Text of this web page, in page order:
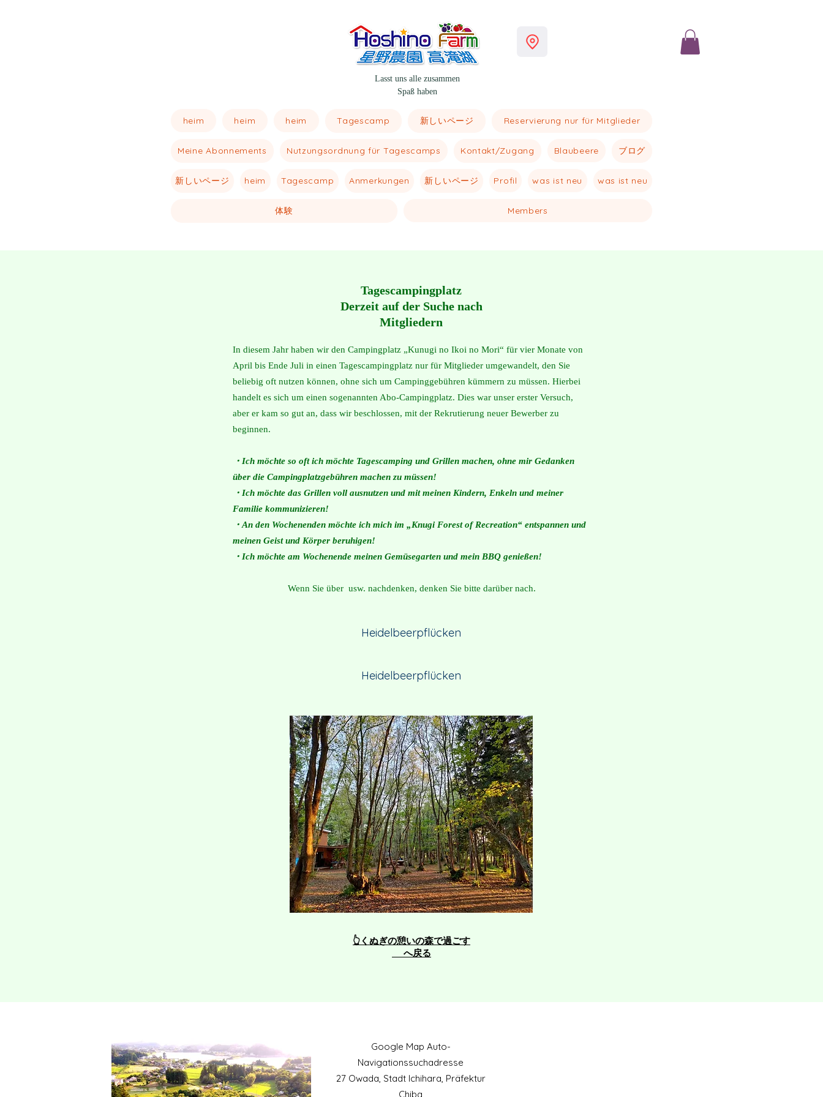
Lasst uns alle zusammen
Spaß haben
heim heim heim Tagescamp 新しいページ Reservierung nur für Mitglieder
Meine Abonnements Nutzungsordnung für Tagescamps Kontakt/Zugang Blaubeere ブログ
新しいページ heim Tagescamp Anmerkungen 新しいページ Profil was ist neu was ist neu
体験 Members
Tagescampingplatz
Derzeit auf der Suche nach
Mitgliedern
In diesem Jahr haben wir den Campingplatz „Kunugi no Ikoi no Mori“ für vier Monate von
April bis Ende Juli in einen Tagescampingplatz nur für Mitglieder umgewandelt, den Sie
beliebig oft nutzen können, ohne sich um Campinggebühren kümmern zu müssen. Hierbei
handelt es sich um einen sogenannten Abo-Campingplatz. Dies war unser erster Versuch,
aber er kam so gut an, dass wir beschlossen, mit der Rekrutierung neuer Bewerber zu
beginnen.
・Ich möchte so oft ich möchte Tagescamping und Grillen machen, ohne mir Gedanken
über die Campingplatzgebühren machen zu müssen!
・Ich möchte das Grillen voll ausnutzen und mit meinen Kindern, Enkeln und meiner
Familie kommunizieren!
・An den Wochenenden möchte ich mich im „Knugi Forest of Recreation“ entspannen und
meinen Geist und Körper beruhigen!
・Ich möchte am Wochenende meinen Gemüsegarten und mein BBQ genießen!
Wenn Sie über ​ usw. nachdenken, denken Sie bitte darüber nach.
Heidelbeerpflücken
Heidelbeerpflücken
👆くぬぎの憩いの森で過ごす
へ戻る
​Google Map Auto-
Navigationssuchadresse
27 Owada, Stadt Ichihara, Präfektur
Chiba